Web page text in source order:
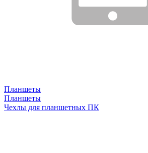
Планшеты
Планшеты
Чехлы для планшетных ПК